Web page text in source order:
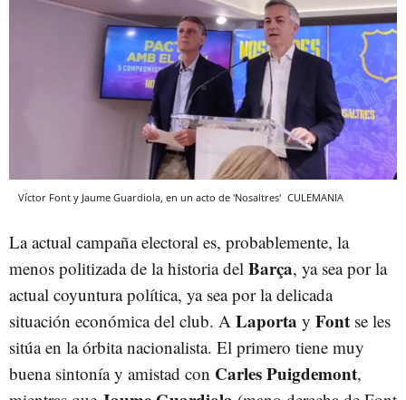
Víctor Font y Jaume Guardiola, en un acto de 'Nosaltres' CULEMANIA
La actual campaña electoral es, probablemente, la
menos politizada de la historia del Barça, ya sea por la
actual coyuntura política, ya sea por la delicada
situación económica del club. A Laporta y Font se les
sitúa en la órbita nacionalista. El primero tiene muy
buena sintonía y amistad con Carles Puigdemont,